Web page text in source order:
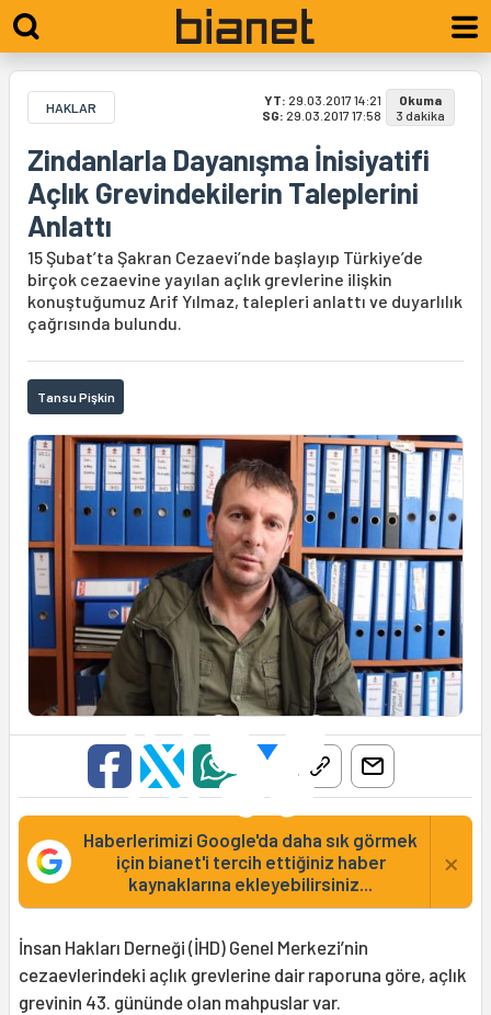
HAKLAR YT: 29.03.2017 14:21
SG: 29.03.2017 17:58
Okuma
3 dakika
Zindanlarla Dayanışma İnisiyatifi
Açlık Grevindekilerin Taleplerini
Anlattı
15 Şubat’ta Şakran Cezaevi’nde başlayıp Türkiye’de
birçok cezaevine yayılan açlık grevlerine ilişkin
konuştuğumuz Arif Yılmaz, talepleri anlattı ve duyarlılık
çağrısında bulundu.
Tansu Pişkin
Haberlerimizi Google'da daha sık görmek
için bianet'i tercih ettiğiniz haber
kaynaklarına ekleyebilirsiniz...
×
İnsan Hakları Derneği (İHD) Genel Merkezi’nin
cezaevlerindeki açlık grevlerine dair raporuna göre, açlık
grevinin 43. gününde olan mahpuslar var.